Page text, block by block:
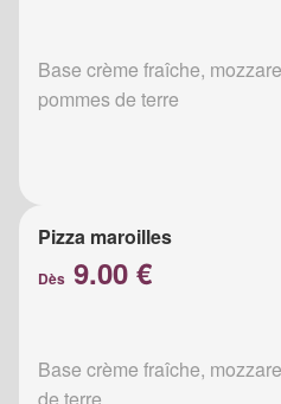
Base crème fraîche,
pommes de terre
Pizza maroilles
Dès 9.00 €
Base crème fraîche,
de terre